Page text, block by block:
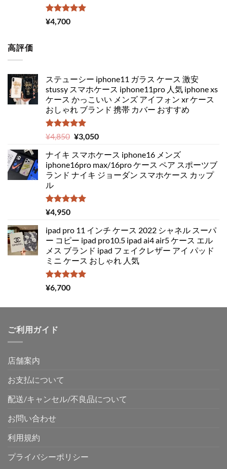
5段階中
5.00
¥4,700
高評価
ステューシー iphone11 ガラス ケース 激安
stussy スマホケース iphone11pro 人気 iphone xs
ケース かっこいい メンズ アイフォン xr ケース
おしゃれ ブランド 携帯 カバー おすすめ
5段階中
5.00
の評価
¥4,850 元
価
格
は
で
¥3,050現
の
価
格
ナイキ スマホケース iphone16 メンズ
iphone16pro max/16pro ケース ペア スポーツブ
ランド ナイキ ジョーダン スマホケース カップ
ル
5段階中
5.00
¥4,950
ipad pro 11 インチ ケース 2022 シャネル スーパ
ー コピー ipad pro10.5 ipad ai4 air5 ケース エル
メス ブランド ipad フェイクレザー アイ パッド
ミニ ケース おしゃれ 人気
5段階中
5.00
¥6,700
ご利用ガイド
店舗案内
お支払について
配送/キャンセル/不良品について
お問い合わせ
利用規約
プライバシーポリシー